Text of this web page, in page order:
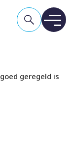
geregeld is